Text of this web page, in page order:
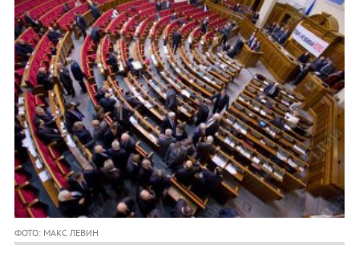
ФОТО: МАКС ЛЕВИН